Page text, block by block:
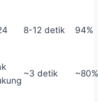
8-12 detik 94%
~3 detik ~80%